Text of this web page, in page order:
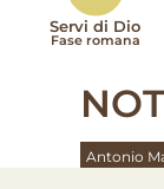
Servi di Dio
Fase romana
Antonio